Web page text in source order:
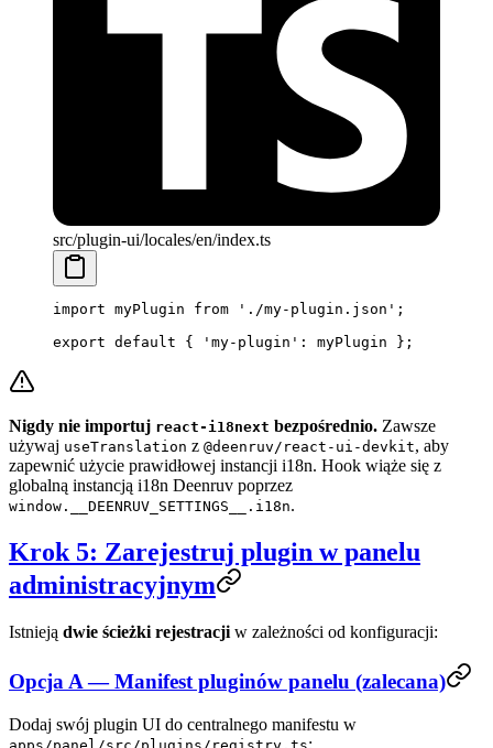
src/plugin-ui/locales/en/index.ts
import myPlugin from './my-plugin.json' ;
export default { 'my-plugin' : myPlugin };
Nigdy nie importuj react-i18next bezpośrednio. Zawsze
używaj useTranslation z @deenruv/react-ui-devkit, aby
zapewnić użycie prawidłowej instancji i18n. Hook wiąże się z
globalną instancją i18n Deenruv poprzez
window.__DEENRUV_SETTINGS__.i18n.
Krok 5: Zarejestruj plugin w panelu
administracyjnym
Istnieją dwie ścieżki rejestracji w zależności od konfiguracji:
Opcja A — Manifest pluginów panelu (zalecana)
Dodaj swój plugin UI do centralnego manifestu w